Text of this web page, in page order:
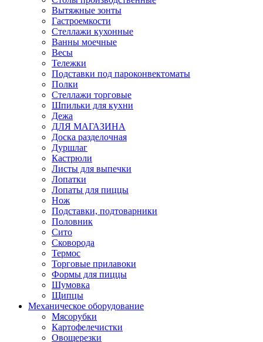
Вытяжные зонты
Гастроемкости
Стеллажи кухонные
Ванны моечные
Весы
Тележки
Подставки под пароконвектоматы
Полки
Стеллажи торговые
Шпильки для кухни
Дежа
ДЛЯ МАГАЗИНА
Доска разделочная
Дуршлаг
Кастрюли
Листы для выпечки
Лопатки
Лопаты для пиццы
Нож
Подставки, подтоварники
Половник
Сито
Сковорода
Термос
Торговые прилавоки
Формы для пиццы
Шумовка
Щипцы
Механическое оборудование
Мясорубки
Картофелечистки
Овощерезки